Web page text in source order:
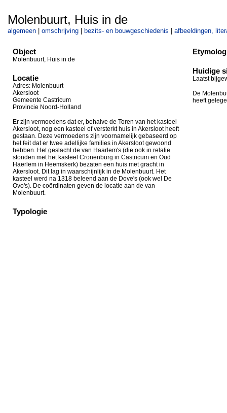
Molenbuurt, Huis in de
algemeen omschrijving bezits- en bouwgeschiedenis afbeeldingen,
Object
Molenbuurt, Huis in de
Locatie
Adres: Molenbuurt
Akersloot
Gemeente Castricum
Provincie Noord-Holland
Er zijn vermoedens dat er, behalve de Toren van het kasteel
Akersloot, nog een kasteel of versterkt huis in Akersloot heeft
gestaan. Deze vermoedens zijn voornamelijk gebaseerd op
het feit dat er twee adellijke families in Akersloot gewoond
hebben. Het geslacht de van Haarlem's (die ook in relatie
stonden met het kasteel Cronenburg in Castricum en Oud
Haerlem in Heemskerk) bezaten een huis met gracht in
Akersloot. Dit lag in waarschijnlijk in de Molenbuurt. Het
kasteel werd na 1318 beleend aan de Dove's (ook wel De
Ovo's). De coördinaten geven de locatie aan de van
Molenbuurt.
Typologie
Huidige
Laatst
De
heeft